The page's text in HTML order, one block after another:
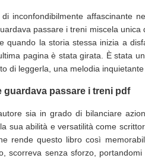
di inconfondibilmente affascinante
passare i treni miscela
quando la storia stessa inizia a
pagina è stata girata. È stata
di leggerla, una melodia
guardava passare i treni pdf
sia in grado di bilanciare
sua abilità e versatilità come
rende questo libro così
scorreva senza sforzo,